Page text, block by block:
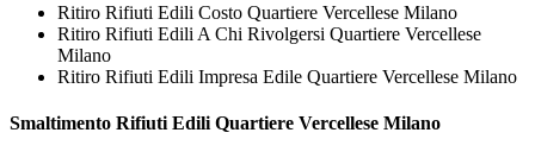
Ritiro Rifiuti Edili Costo Quartiere Vercellese Milano
Ritiro Rifiuti Edili A Chi Rivolgersi Quartiere Vercellese
Milano
Ritiro Rifiuti Edili Impresa Edile Quartiere Vercellese Milano
Smaltimento Rifiuti Edili Quartiere Vercellese Milano